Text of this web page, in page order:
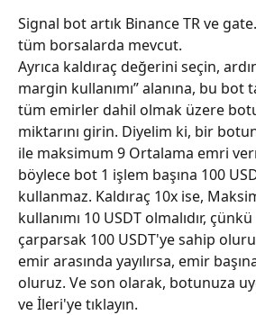
Signal bot artık Binance TR ve
tüm borsalarda mevcut.
Ayrıca kaldıraç değerini seçin,
margin kullanımı” alanına, bu bot
tüm emirler dahil olmak üzere
miktarını girin. Diyelim ki, bir
ile maksimum 9 Ortalama emri
böylece bot 1 işlem başına 100
kullanmaz. Kaldıraç 10x ise,
kullanımı 10 USDT olmalıdır,
çarparsak 100 USDT'ye sahip
emir arasında yayılırsa, emir
oluruz. Ve son olarak, botunuza
ve İleri'ye tıklayın.